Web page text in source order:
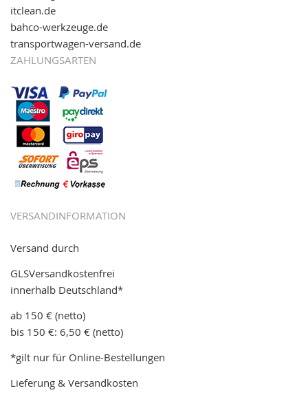
itclean.de
bahco-werkzeuge.de
transportwagen-versand.de
ZAHLUNGSARTEN
VERSANDINFORMATION
Versand durch
GLSVersandkostenfrei
innerhalb Deutschland*
ab 150 € (netto)
bis 150 €: 6,50 € (netto)
*gilt nur für Online-Bestellungen
Lieferung & Versandkosten